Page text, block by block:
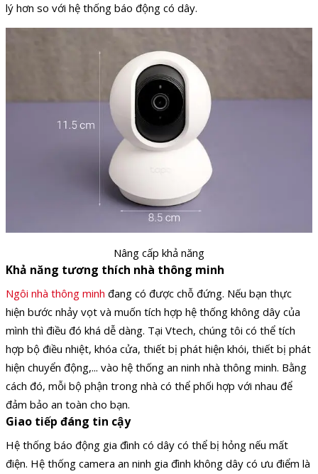
lý hơn so với hệ thống báo động có dây.
Nâng cấp khả năng
Khả năng tương thích nhà thông minh
Ngôi nhà thông minh đang có được chỗ đứng. Nếu bạn thực
hiện bước nhảy vọt và muốn tích hợp hệ thống không dây của
mình thì điều đó khá dễ dàng. Tại Vtech, chúng tôi có thể tích
hợp bộ điều nhiệt, khóa cửa, thiết bị phát hiện khói, thiết bị phát
hiện chuyển động,... vào hệ thống an ninh nhà thông minh. Bằng
cách đó, mỗi bộ phận trong nhà có thể phối hợp với nhau để
đảm bảo an toàn cho bạn.
Giao tiếp đáng tin cậy
Hệ thống báo động gia đình có dây có thể bị hỏng nếu mất
điện. Hệ thống camera an ninh gia đình không dây có ưu điểm là